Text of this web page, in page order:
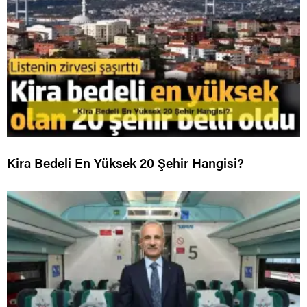
Kira Bedeli En Yüksek 20 Şehir Hangisi?